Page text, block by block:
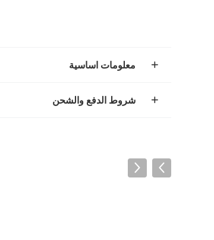
معلومات اساسية
شروط الدفع والشحن